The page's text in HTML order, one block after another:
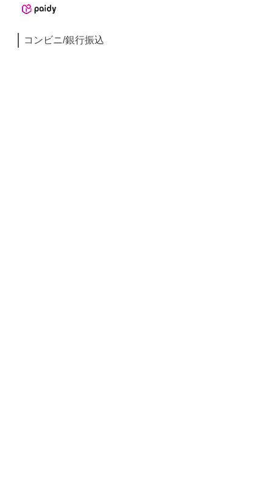
コンビニ/銀行振込